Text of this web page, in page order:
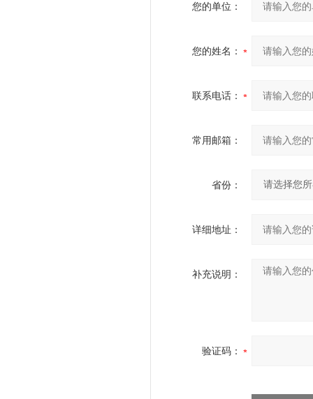
您的单位：
您的姓名：
联系电话：
常用邮箱：
省份：
详细地址：
补充说明：
验证码：